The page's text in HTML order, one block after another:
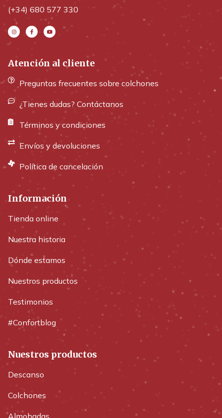
(+34) 680 577 330
Atención al cliente
Preguntas frecuentes sobre colchones
¿Tienes dudas? Contáctanos
Términos y condiciones
Envíos y devoluciones
Política de cancelación
Información
Tienda online
Nuestra historia
Dónde estamos
Nuestros productos
Testimonios
#Confortblog
Nuestros productos
Descanso
Colchones